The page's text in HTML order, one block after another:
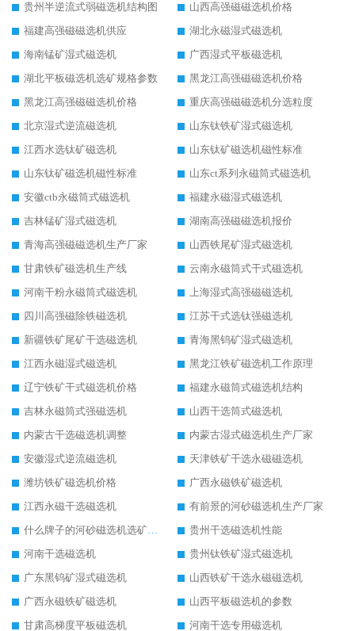
贵州半逆流式弱磁选机结构图
山西高强磁磁选机价格
福建高强磁磁选机供应
湖北永磁湿式磁选机
海南锰矿湿式磁选机
广西湿式平板磁选机
湖北平板磁选机选矿规格参数
黑龙江高强磁磁选机价格
黑龙江高强磁磁选机价格
重庆高强磁磁选机分选粒度
北京湿式逆流磁选机
山东钛铁矿湿式磁选机
江西水选钛矿磁选机
山东钛矿磁选机磁性标准
山东钛矿磁选机磁性标准
山东ct系列永磁筒式磁选机
安徽ctb永磁筒式磁选机
福建永磁湿式磁选机
吉林锰矿湿式磁选机
湖南高强磁磁选机报价
青海高强磁磁选机生产厂家
山西铁尾矿湿式磁选机
甘肃铁矿磁选机生产线
云南永磁筒式干式磁选机
河南干粉永磁筒式磁选机
上海湿式高强磁磁选机
四川高强磁除铁磁选机
江苏干式选钛强磁选机
新疆铁矿尾矿干选磁选机
青海黑钨矿湿式磁选机
江西永磁湿式磁选机
黑龙江铁矿磁选机工作原理
辽宁铁矿干式磁选机价格
福建永磁筒式磁选机结构
吉林永磁筒式强磁选机
山西干选筒式磁选机
内蒙古干选磁选机调整
内蒙古湿式磁选机生产厂家
安徽湿式逆流磁选机
天津铁矿干选永磁磁选机
潍坊铁矿磁选机价格
广西永磁铁矿磁选机
江西永磁干选磁选机
有前景的河砂磁选机生产厂家
什么牌子的河砂磁选机选矿效果好
贵州干选磁选机性能
河南干选磁选机
贵州钛铁矿湿式磁选机
广东黑钨矿湿式磁选机
山西铁矿干选永磁磁选机
广西永磁铁矿磁选机
山西平板磁选机的参数
甘肃高梯度平板磁选机
河南干选专用磁选机